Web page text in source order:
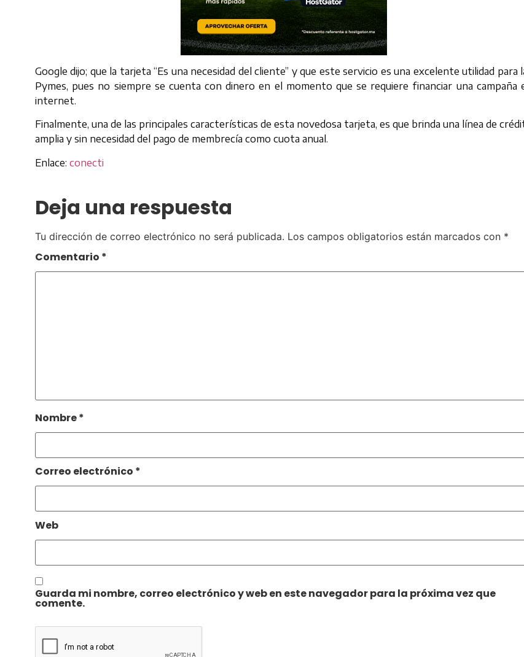
Google dijo; que la tarjeta “Es una necesidad del cliente” y que este servicio es una excelente utilidad para
Pymes, pues no siempre se cuenta con dinero en el momento que se requiere financiar una campaña
internet.
Finalmente, una de las principales características de esta novedosa tarjeta, es que brinda una línea de
amplia y sin necesidad del pago de membrecía como cuota anual.
Enlace: conecti
Deja una respuesta
Tu dirección de correo electrónico no será publicada. Los campos obligatorios están marcados con *
Comentario *
Nombre*
Correo electrónico *
Web
Guarda mi nombre, correo electrónico y web en este navegador para la próxima vez que
comente.